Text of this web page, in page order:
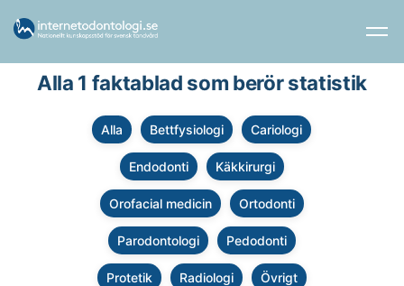
Alla 1 faktablad som berör statistik
Alla Bettfysiologi Cariologi
Endodonti Käkkirurgi
Orofacial medicin Ortodonti
Parodontologi Pedodonti
Protetik Radiologi Övrigt